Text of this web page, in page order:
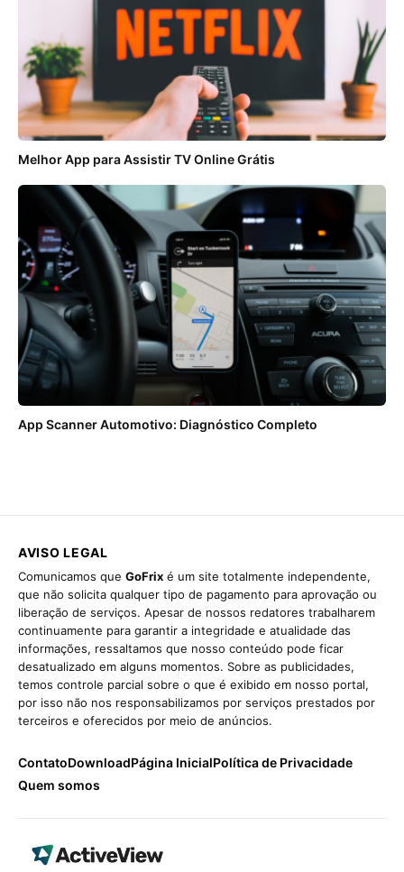
Melhor App para Assistir TV Online Grátis
App Scanner Automotivo: Diagnóstico Completo
AVISO LEGAL
Comunicamos que GoFrix é um site totalmente independente,
que não solicita qualquer tipo de pagamento para aprovação ou
liberação de serviços. Apesar de nossos redatores trabalharem
continuamente para garantir a integridade e atualidade das
informações, ressaltamos que nosso conteúdo pode ficar
desatualizado em alguns momentos. Sobre as publicidades,
temos controle parcial sobre o que é exibido em nosso portal,
por isso não nos responsabilizamos por serviços prestados por
terceiros e oferecidos por meio de anúncios.
ContatoDownloadPágina InicialPolítica de Privacidade
Quem somos